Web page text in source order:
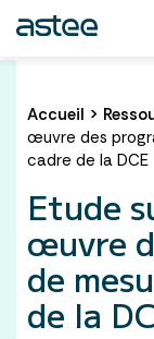
Accueil >
œuvre des
cadre de la DCE
Etude
œuvre
de
de la